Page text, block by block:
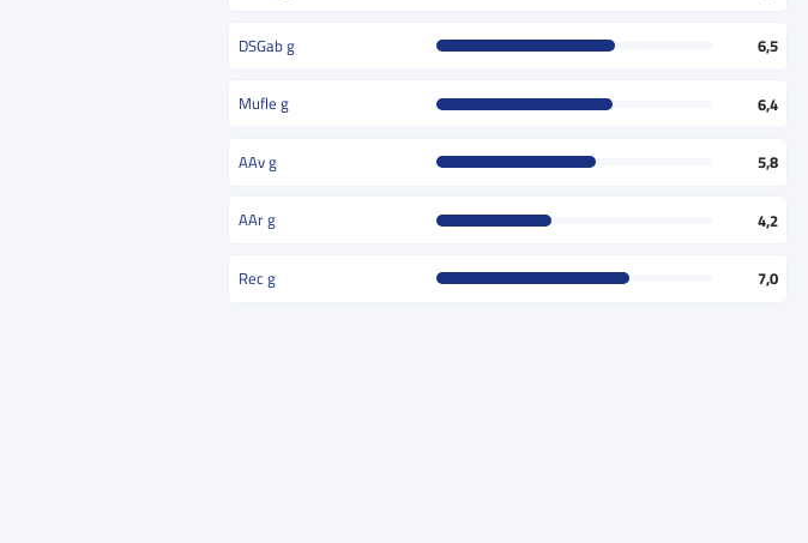
DSGab g 6,5
Mufle g 6,4
AAv g 5,8
AAr g 4,2
Rec g 7,0